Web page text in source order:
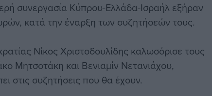
συνεργασία Κύπρου-Ελλάδα-Ισραήλ εξήραν
κατά την έναρξη των συζητήσεών τους.
Νίκος Χριστοδουλίδης καλωσόρισε τους
Μητσοτάκη και Βενιαμίν Νετανιάχου,
στις συζητήσεις που θα έχουν.